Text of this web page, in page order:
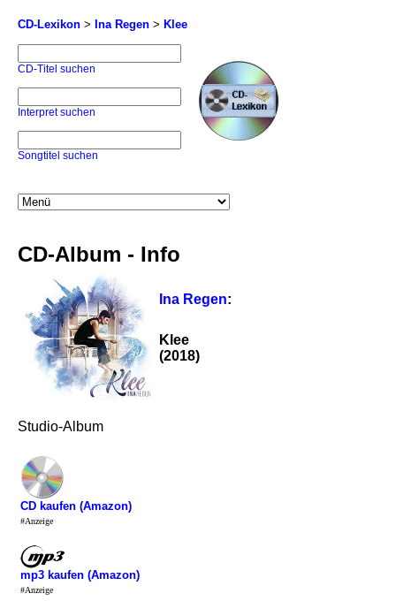
CD-Lexikon > Ina Regen > Klee
CD-Titel suchen
Interpret suchen
Songtitel suchen
CD-Album - Info
Ina Regen:
Klee
(2018)
Studio-Album
CD kaufen (Amazon)
#Anzeige
mp3 kaufen (Amazon)
#Anzeige